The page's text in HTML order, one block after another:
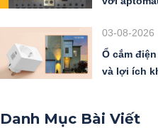
03-08-2026
Ổ cắm
và lợi ích
Danh Mục Bài Viết